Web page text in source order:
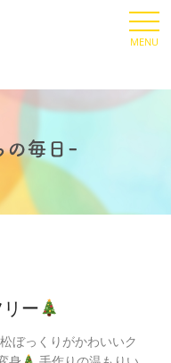
ー
ぼっくりがかわいいク